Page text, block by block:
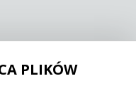
PLIKÓW